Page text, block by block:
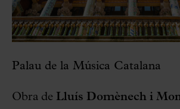
Palau de la Música Catalana
Obra de Lluís Domènech i